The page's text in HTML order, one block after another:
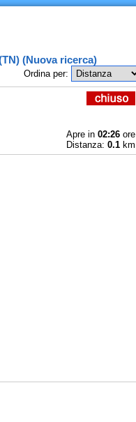
(Nuova ricerca)
Ordina per:
Apre in 02:26ore
Distanza: 0.1km